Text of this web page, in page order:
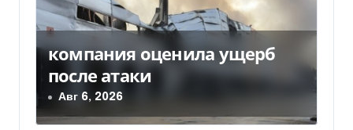
компания оценила ущерб
после атаки
Авг 6, 2026